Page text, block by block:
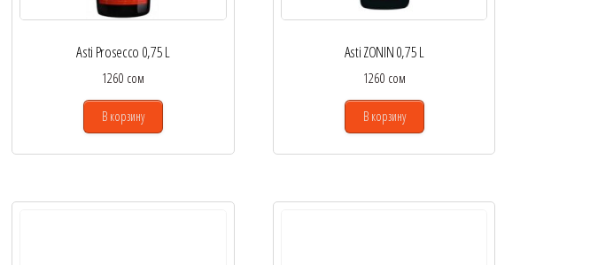
Asti Prosecco 0,75 L
1260 сом
В корзину
Asti ZONIN 0,75 L
1260 сом
В корзину